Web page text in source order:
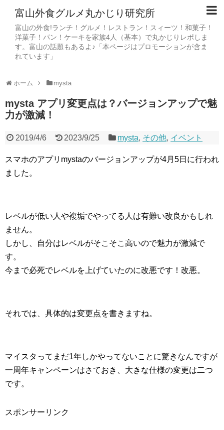
富山外食グルメ丸かじり研究所
富山の外食!ランチ！グルメ！レストラン！スィーツ！和菓子！
洋菓子！パン！ケーキを家族4人（基本）で丸かじりレポしま
す。富山の話題もあるよ♪「本ページはプロモーションが含ま
れています」
ホーム mysta
mysta アプリ変更点は？バージョンアップで魅
力が激減！
2019/4/6 2023/9/25 mysta, その他, イベント
スマホのアプリmystaのバージョンアップが4月5日に行われ
ました。
レベルが低い人や複垢でやってる人は有難い改良かもしれ
ません。
しかし、自分はレベルがそこそこ高いので魅力が激減で
す。
今まで必死でレベルを上げていたのに改悪です！改悪。
それでは、具体的は変更点を書きますね。
マイスタってまだ1年しかやってないことに驚きなんですが
一周年キャンペーンはさておき、大きな仕様の変更は二つ
です。
スポンサーリンク